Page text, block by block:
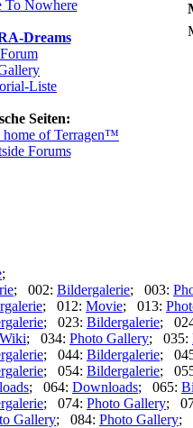
Dreams
Forum
Liste
Seiten:
home of Terragen™
Forums
;
; 002: Bildergalerie; 003:
; 012: Movie; 013:
; 023: Bildergalerie;
Wiki; 034: Photo Gallery; 035:
; 044: Bildergalerie;
; 054: Bildergalerie;
; 064: Downloads; 065:
; 074: Photo Gallery;
Gallery; 084: Photo Gallery;